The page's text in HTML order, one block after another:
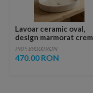
Lavoar ceramic oval,
design marmorat crem
lucios cu vene aurii,
ventil inclus
PRP: 890.00 RON
470.00 RON